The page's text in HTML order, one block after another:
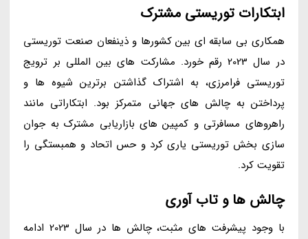
ابتکارات توریستی مشترک
همکاری بی سابقه ای بین کشورها و ذینفعان صنعت توریستی
در سال 2023 رقم خورد. مشارکت های بین المللی بر ترویج
توریستی فرامرزی، به اشتراک گذاشتن برترین شیوه ها و
پرداختن به چالش های جهانی متمرکز بود. ابتکاراتی مانند
راهروهای مسافرتی و کمپین های بازاریابی مشترک به جوان
سازی بخش توریستی یاری کرد و حس اتحاد و همبستگی را
تقویت کرد.
چالش ها و تاب آوری
با وجود پیشرفت های مثبت، چالش ها در سال 2023 ادامه